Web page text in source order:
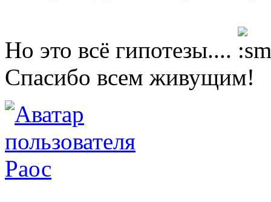
Но это всё гипотезы....
Спасибо всем живущим!
Раос